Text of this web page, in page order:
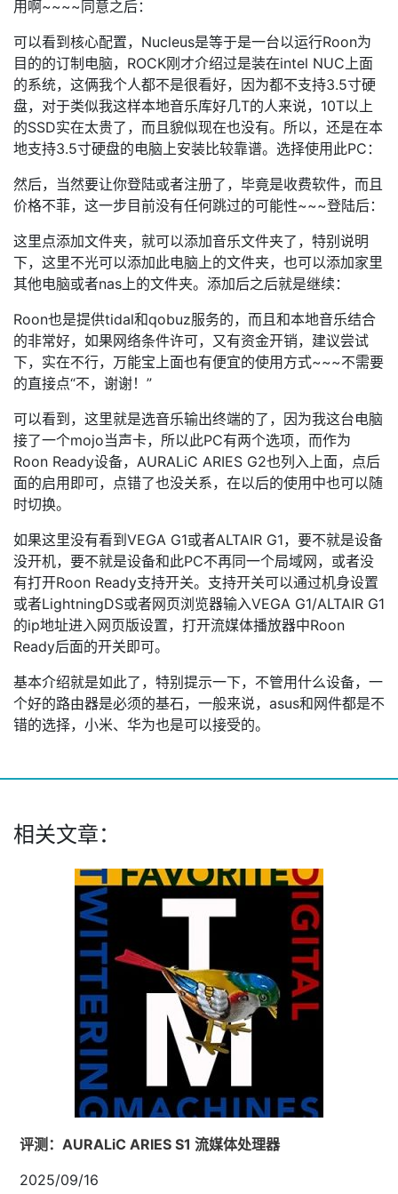
用啊~~~~同意之后：
可以看到核心配置，Nucleus是等于是一台以运行Roon为
目的的订制电脑，ROCK刚才介绍过是装在intel NUC上面
的系统，这俩我个人都不是很看好，因为都不支持3.5寸硬
盘，对于类似我这样本地音乐库好几T的人来说，10T以上
的SSD实在太贵了，而且貌似现在也没有。所以，还是在本
地支持3.5寸硬盘的电脑上安装比较靠谱。选择使用此PC：
然后，当然要让你登陆或者注册了，毕竟是收费软件，而且
价格不菲，这一步目前没有任何跳过的可能性~~~登陆后：
这里点添加文件夹，就可以添加音乐文件夹了，特别说明
下，这里不光可以添加此电脑上的文件夹，也可以添加家里
其他电脑或者nas上的文件夹。添加后之后就是继续：
Roon也是提供tidal和qobuz服务的，而且和本地音乐结合
的非常好，如果网络条件许可，又有资金开销，建议尝试
下，实在不行，万能宝上面也有便宜的使用方式~~~不需要
的直接点“不，谢谢！”
可以看到，这里就是选音乐输出终端的了，因为我这台电脑
接了一个mojo当声卡，所以此PC有两个选项，而作为
Roon Ready设备，AURALiC ARIES G2也列入上面，点后
面的启用即可，点错了也没关系，在以后的使用中也可以随
时切换。
如果这里没有看到VEGA G1或者ALTAIR G1，要不就是设备
没开机，要不就是设备和此PC不再同一个局域网，或者没
有打开Roon Ready支持开关。支持开关可以通过机身设置
或者LightningDS或者网页浏览器输入VEGA G1/ALTAIR G1
的ip地址进入网页版设置，打开流媒体播放器中Roon
Ready后面的开关即可。
基本介绍就是如此了，特别提示一下，不管用什么设备，一
个好的路由器是必须的基石，一般来说，asus和网件都是不
错的选择，小米、华为也是可以接受的。
相关文章：
评测：AURALiC ARIES S1 流媒体处理器
2025/09/16